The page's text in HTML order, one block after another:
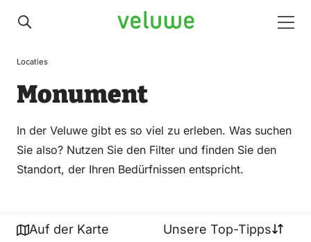
Veluwe
Locaties
Monument
In der Veluwe gibt es so viel zu erleben. Was suchen
Sie also? Nutzen Sie den Filter und finden Sie den
Standort, der Ihren Bedürfnissen entspricht.
Auf der Karte Unsere Top-Tipps